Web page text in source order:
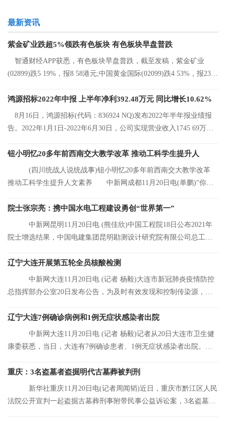
最新资讯
紫金矿业跌超5%领跌有色板块 有色板块早盘普跌
智通财经APP获悉，有色板块早盘普跌，截至发稿，紫金矿业
(02899)跌5 19%，报8 58港元;中国黄金国际(02099)跌4 53%，报23 2
鸿源招标2022年中报 上半年净利392.48万元 同比增长10.62%
8月16日，鸿源招标(代码：836924 NQ)发布2022年半年报业绩报
告。2022年1月1日-2022年6月30日，公司实现营业收入1745 69万
钮小明忆20多年前西南交大教学改革 推动工科学生提升人
(四川统战人说统战事)钮小明忆20多年前西南交大教学改革
推动工科学生提升人文素养 中新网成都11月20日电(单鹏)“你们
院士张宗亮：携中国水电工程建设勇创“世界第一”
中新网昆明11月20日电 (熊佳欣)中国工程院18日公布2021年
院士增选结果，中国电建集团昆明勘测设计研究院有限公司总工程
辽宁大连开展第五轮全员核酸检测
中新网大连11月20日电 (记者 杨毅)大连市新冠肺炎疫情防控
总指挥部办公室20日发布公告，为及时有效发现和控制传染源，结
辽宁大连7例确诊病例和1例无症状感染者出院
中新网大连11月20日电 (记者 杨毅)记者从20日大连市卫生健
康委获悉，当日，大连有7例确诊患者、1例无症状感染者出院。目
重庆：3名盗墓者盗掘明代古墓葬被判刑
新华社重庆11月20日电(记者周闻韬)近日，重庆市黔江区人民
法院公开宣判一起盗掘古墓葬刑事附带民事公益诉讼案，3名盗墓者